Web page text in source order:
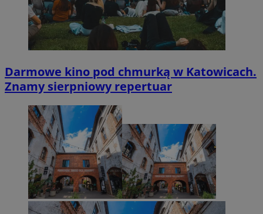
Darmowe kino pod chmurką w Katowicach.
Znamy sierpniowy repertuar